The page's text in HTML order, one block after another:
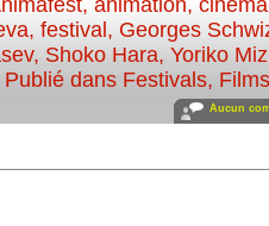
,animation,
, festival , Georges
, Shoko Hara, Yoriko
Publié dans Festivals,
Aucun